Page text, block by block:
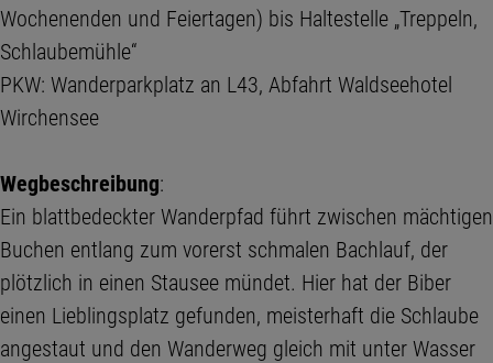
Wochenenden und Feiertagen) bis Haltestelle „Treppeln,
Schlaubemühle“
PKW: Wanderparkplatz an L43, Abfahrt Waldseehotel
Wirchensee
Wegbeschreibung:
Ein blattbedeckter Wanderpfad führt zwischen mächtigen
Buchen entlang zum vorerst schmalen Bachlauf, der
plötzlich in einen Stausee mündet. Hier hat der Biber
einen Lieblingsplatz gefunden, meisterhaft die Schlaube
angestaut und den Wanderweg gleich mit unter Wasser